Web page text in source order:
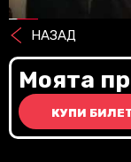
НАЗАД
Моята
КУПИ